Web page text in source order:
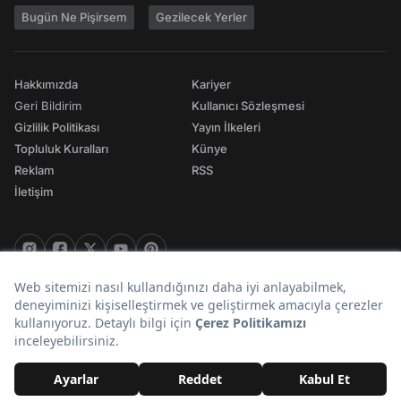
Bugün Ne Pişirsem Gezilecek Yerler
Hakkımızda
Geri Bildirim
Gizlilik Politikası
Topluluk Kuralları
Reklam
İletişim
Kariyer
Kullanıcı Sözleşmesi
Yayın İlkeleri
Künye
RSS
© 2026 Onedio. Her hakkı saklıdır.